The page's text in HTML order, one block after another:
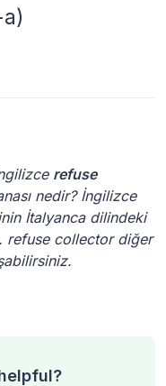
refuse
nedir? İngilizce
İtalyanca dilindeki
refuse collector diğer